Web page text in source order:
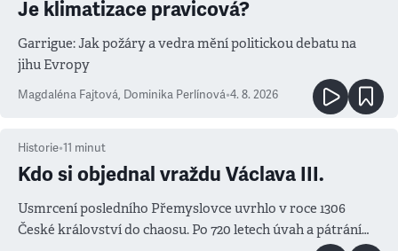
Je klimatizace pravicová?
Garrigue: Jak požáry a vedra mění politickou debatu na
jihu Evropy
Magdaléna Fajtová, Dominika Perlínová•4. 8. 2026
Historie•11 minut
Kdo si objednal vraždu Václava III.
Usmrcení posledního Přemyslovce uvrhlo v roce 1306
České království do chaosu. Po 720 letech úvah a pátrání